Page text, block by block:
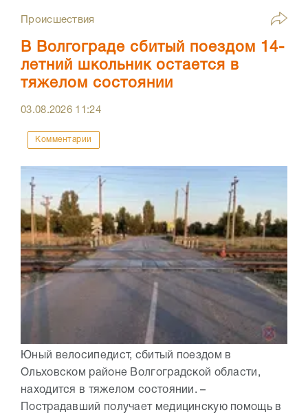
Происшествия
В Волгограде сбитый поездом 14-
летний школьник остается в
тяжелом состоянии
03.08.2026 11:24
Комментарии
Юный велосипедист, сбитый поездом в
Ольховском районе Волгоградской области,
находится в тяжелом состоянии. –
Пострадавший получает медицинскую помощь в